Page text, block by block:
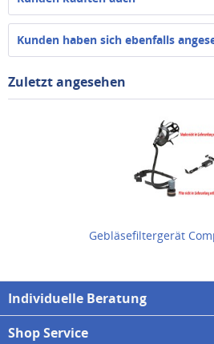
Kunden haben sich ebenfalls
Zuletzt angesehen
Gebläsefiltergerät
Individuelle Beratung
Shop Service